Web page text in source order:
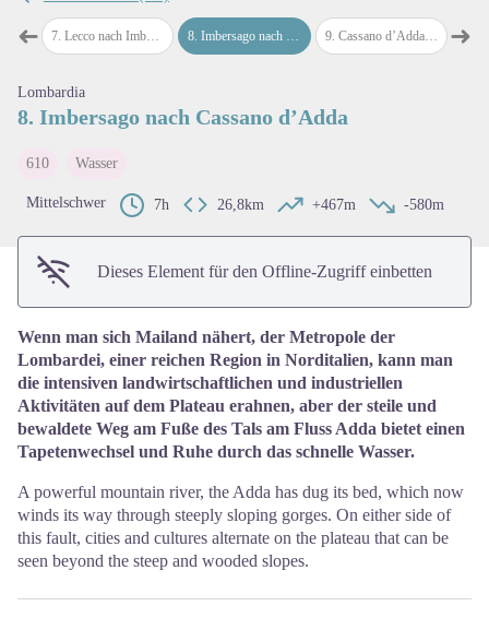
➜map.drawer.prev
7. Lecco nach Imbersago 8.Imbersago nach Cassano d’Adda 9. Cassano d’Adda nach Cernusco sul Naviglio 10
➜
Lombardia
8. Imbersago nach Cassano d’Adda
610 Wasser
Mittelschwer 7h 26,8km +467m -580m
Dieses Element für den Offline-Zugriff einbetten
Wenn man sich Mailand nähert, der Metropole der
Lombardei, einer reichen Region in Norditalien, kann man
die intensiven landwirtschaftlichen und industriellen
Aktivitäten auf dem Plateau erahnen, aber der steile und
bewaldete Weg am Fuße des Tals am Fluss Adda bietet einen
Tapetenwechsel und Ruhe durch das schnelle Wasser.
A powerful mountain river, the Adda has dug its bed, which now
winds its way through steeply sloping gorges. On either side of
this fault, cities and cultures alternate on the plateau that can be
seen beyond the steep and wooded slopes.